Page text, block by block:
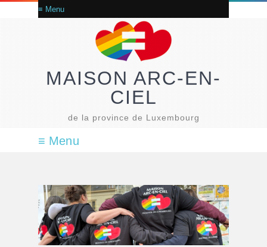
MAISON ARC-EN-
CIEL
de la province de Luxembourg